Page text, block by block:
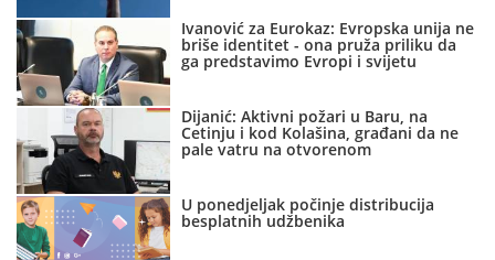
Ivanović za Eurokaz: Evropska unija ne
briše identitet - ona pruža priliku da
ga predstavimo Evropi i svijetu
Dijanić: Aktivni požari u Baru, na
Cetinju i kod Kolašina, građani da ne
pale vatru na otvorenom
U ponedjeljak počinje distribucija
besplatnih udžbenika